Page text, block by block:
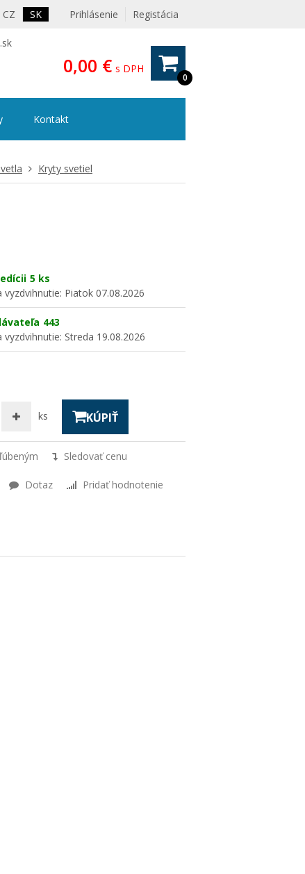
Prihlásenie Registácia
CZ SK
0
0,00 € s DPH
Kontakt
Kryty svetiel
5 ks
Piatok 07.08.2026
443
Streda 19.08.2026
ks KÚPIŤ
Sledovať cenu
Dotaz Pridať hodnotenie